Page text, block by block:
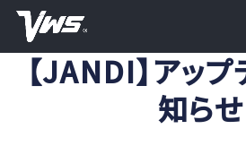
【JANDI】アッ
知らせ